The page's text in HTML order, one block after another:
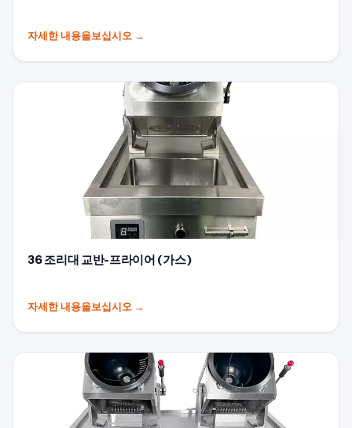
자세한 내용을보십시오 →
36 조리대 교반-프라이어 (가스)
자세한 내용을보십시오 →